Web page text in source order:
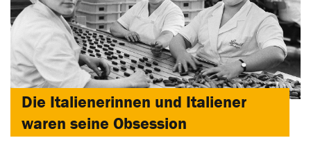
Die Italienerinnen und Italiener
waren seine Obsession